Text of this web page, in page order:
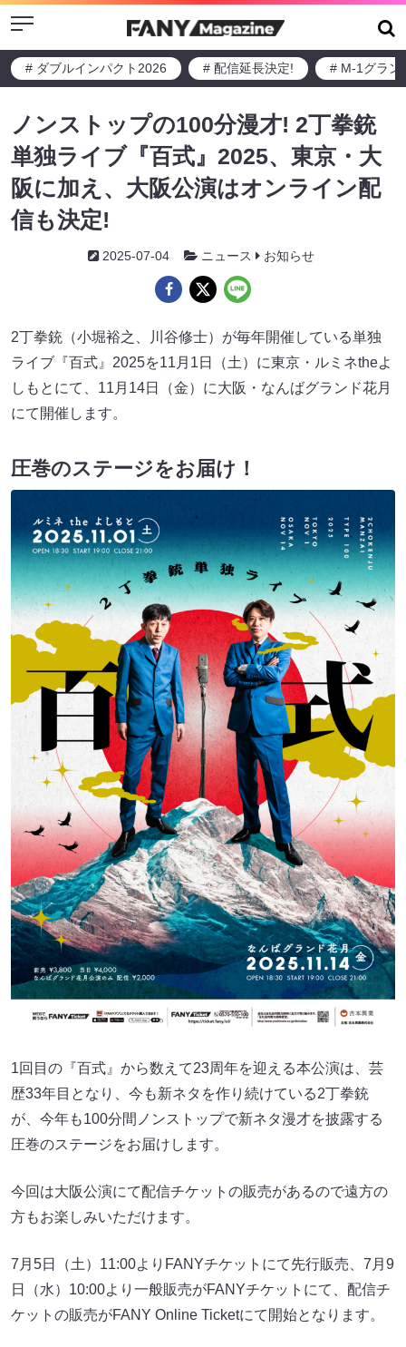
Menu
# ダブルインパクト2026 # 配信延長決定! # M-1グラン
ノンストップの100分漫才! 2丁拳銃
単独ライブ『百式』2025、東京・大
阪に加え、大阪公演はオンライン配
信も決定!
2025-07-04 ニュース お知らせ
2丁拳銃（小堀裕之、川谷修士）が毎年開催している単独
ライブ『百式』2025を11月1日（土）に東京・ルミネtheよ
しもとにて、11月14日（金）に大阪・なんばグランド花月
にて開催します。
圧巻のステージをお届け！
1回目の『百式』から数えて23周年を迎える本公演は、芸
歴33年目となり、今も新ネタを作り続けている2丁拳銃
が、今年も100分間ノンストップで新ネタ漫才を披露する
圧巻のステージをお届けします。
今回は大阪公演にて配信チケットの販売があるので遠方の
方もお楽しみいただけます。
7月5日（土）11:00よりFANYチケットにて先行販売、7月9
日（水）10:00より一般販売がFANYチケットにて、配信チ
ケットの販売がFANY Online Ticketにて開始となります。